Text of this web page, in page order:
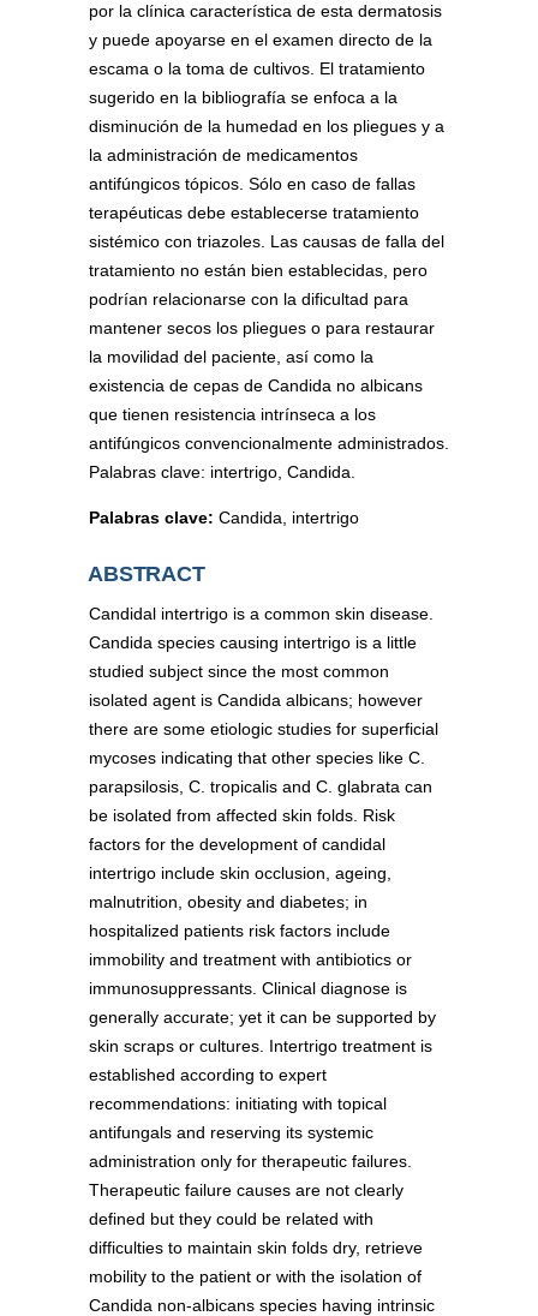
por la clínica característica de esta dermatosis
y puede apoyarse en el examen directo de la
escama o la toma de cultivos. El tratamiento
sugerido en la bibliografía se enfoca a la
disminución de la humedad en los pliegues y a
la administración de medicamentos
antifúngicos tópicos. Sólo en caso de fallas
terapéuticas debe establecerse tratamiento
sistémico con triazoles. Las causas de falla del
tratamiento no están bien establecidas, pero
podrían relacionarse con la dificultad para
mantener secos los pliegues o para restaurar
la movilidad del paciente, así como la
existencia de cepas de Candida no albicans
que tienen resistencia intrínseca a los
antifúngicos convencionalmente administrados.
Palabras clave: intertrigo, Candida.
Palabras clave: Candida, intertrigo
ABSTRACT
Candidal intertrigo is a common skin disease.
Candida species causing intertrigo is a little
studied subject since the most common
isolated agent is Candida albicans; however
there are some etiologic studies for superficial
mycoses indicating that other species like C.
parapsilosis, C. tropicalis and C. glabrata can
be isolated from affected skin folds. Risk
factors for the development of candidal
intertrigo include skin occlusion, ageing,
malnutrition, obesity and diabetes; in
hospitalized patients risk factors include
immobility and treatment with antibiotics or
immunosuppressants. Clinical diagnose is
generally accurate; yet it can be supported by
skin scraps or cultures. Intertrigo treatment is
established according to expert
recommendations: initiating with topical
antifungals and reserving its systemic
administration only for therapeutic failures.
Therapeutic failure causes are not clearly
defined but they could be related with
difficulties to maintain skin folds dry, retrieve
mobility to the patient or with the isolation of
Candida non-albicans species having intrinsic